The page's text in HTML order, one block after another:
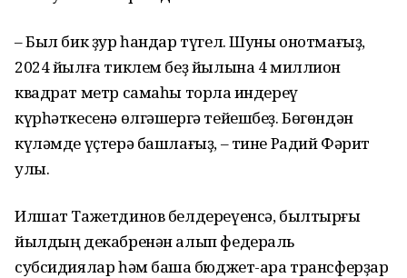
– Был бик ҙур һандар түгел. Шуны онотмағыҙ,
2024 йылға тиклем беҙ йылына 4 миллион
квадрат метр самаһы торлаҡ индереү
күрһәткесенә өлгәшергә тейешбеҙ. Бөгөндән
күләмде үҫтерә башлағыҙ, – тине Радий Фәрит
улы.
Илшат Тажетдинов белдереүенсә, былтырғы
йылдың декабренән алып федераль
субсидиялар һәм башҡа бюджет-ара трансферҙар